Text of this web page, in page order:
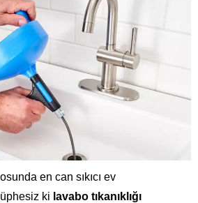
en can sıkıcı ev
ki lavabo tıkanıklığı